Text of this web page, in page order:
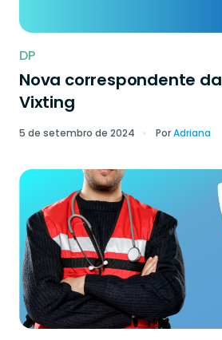
DP
Nova correspondente da
Vixting
5 de setembro de 2024 PorAdriana